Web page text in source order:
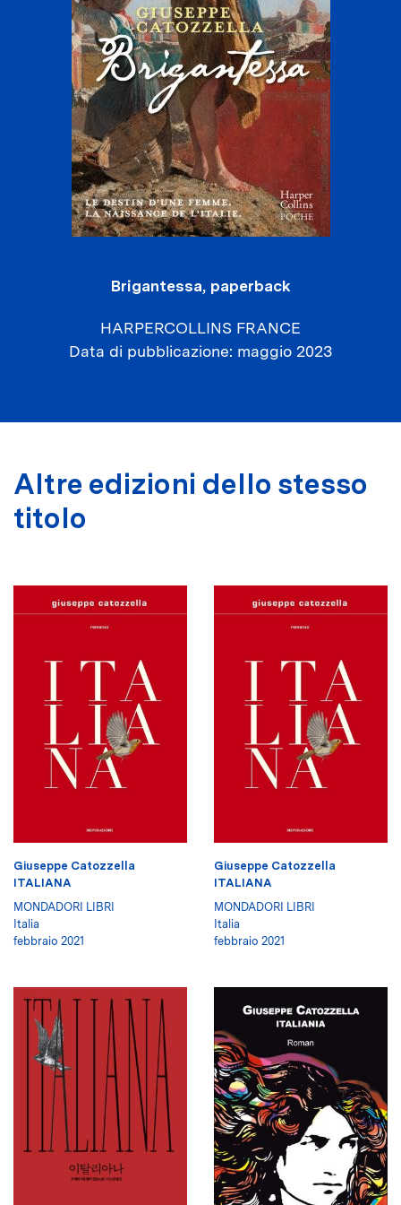
Brigantessa, paperback
HARPERCOLLINS FRANCE
Data di pubblicazione maggio 2023
Altre edizioni dello stesso
titolo
Giuseppe Catozzella
ITALIANA
MONDADORI LIBRI
Italia
febbraio 2021
Giuseppe Catozzella
ITALIANA
MONDADORI LIBRI
Italia
febbraio 2021